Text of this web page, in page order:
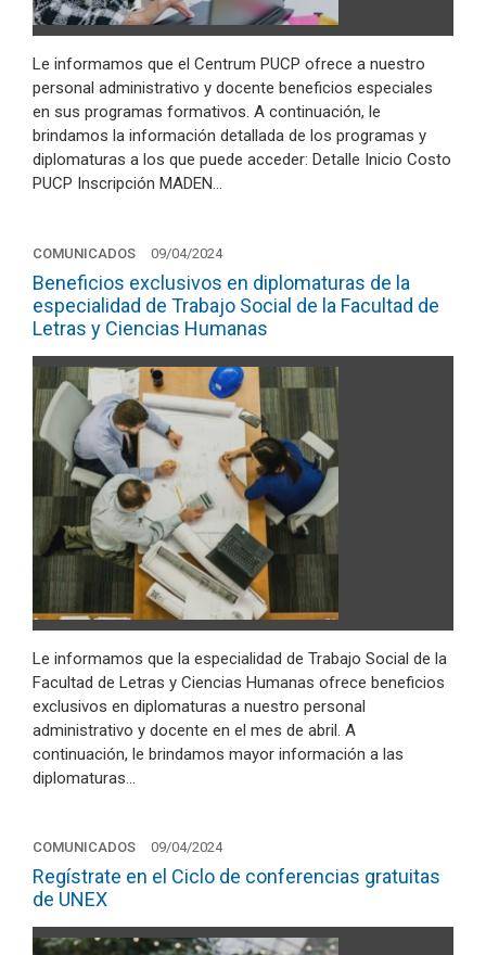
Le informamos que el Centrum PUCP ofrece a nuestro
personal administrativo y docente beneficios especiales
en sus programas formativos. A continuación, le
brindamos la información detallada de los programas y
diplomaturas a los que puede acceder: Detalle Inicio Costo
PUCP Inscripción MADEN…
COMUNICADOS 09/04/2024
Beneficios exclusivos en diplomaturas de la
especialidad de Trabajo Social de la Facultad de
Letras y Ciencias Humanas
Le informamos que la especialidad de Trabajo Social de la
Facultad de Letras y Ciencias Humanas ofrece beneficios
exclusivos en diplomaturas a nuestro personal
administrativo y docente en el mes de abril. A
continuación, le brindamos mayor información a las
diplomaturas…
COMUNICADOS 09/04/2024
Regístrate en el Ciclo de conferencias gratuitas
de UNEX